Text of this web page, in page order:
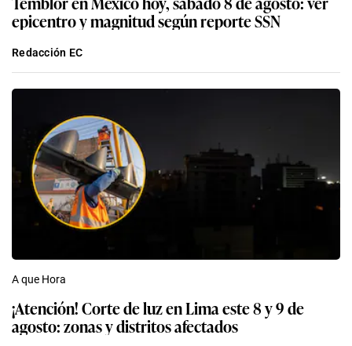
epicentro y magnitud según reporte SSN
Redacción EC
A que Hora
¡Atención! Corte de luz en Lima este 8 y 9 de
agosto: zonas y distritos afectados